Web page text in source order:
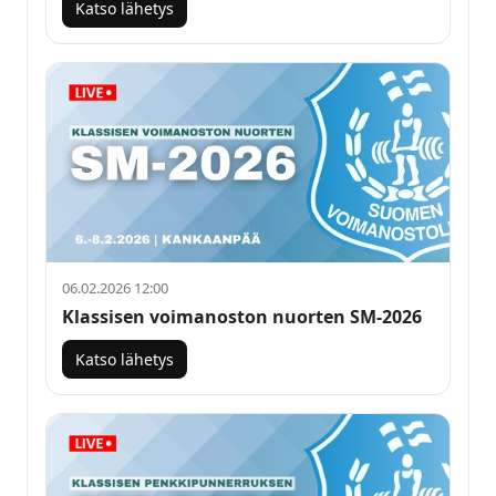
Katso lähetys
06.02.2026 12:00
Klassisen voimanoston nuorten SM-2026
Katso lähetys